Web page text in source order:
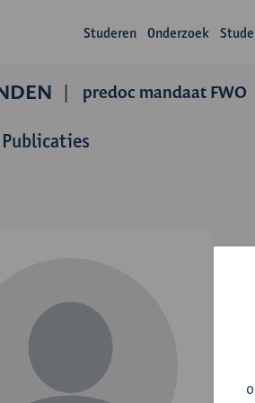
Studeren Onderzoek
predoc mandaat FWO
Publicaties